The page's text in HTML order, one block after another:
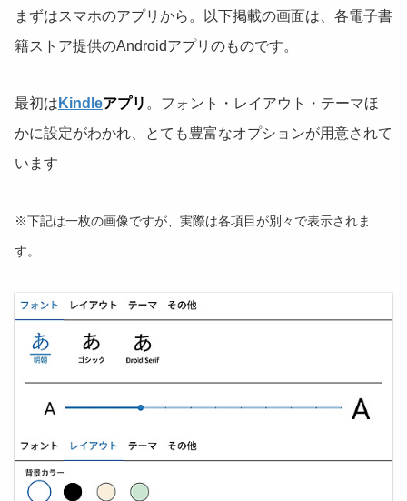
まずはスマホのアプリから。以下掲載の画面は、各電子書
籍ストア提供のAndroidアプリのものです。
最初は Kindleアプリ 。フォント・レイアウト・テーマほ
かに設定がわかれ、とても豊富なオプションが用意されて
います
※下記は一枚の画像ですが、実際は各項目が別々で表示されま
す。